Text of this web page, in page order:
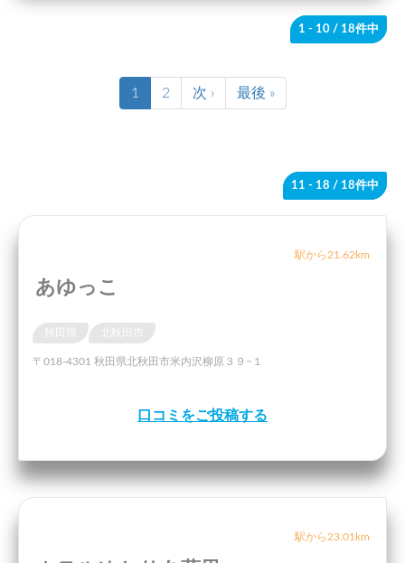
1 - 10 / 18件中
1 2 次 › 最後 »
11 - 18 / 18件中
駅から21.62km
あゆっこ
〒018-4301 秋田県北秋田市米内沢柳原３９−１
口コミをご投稿する
駅から23.01km